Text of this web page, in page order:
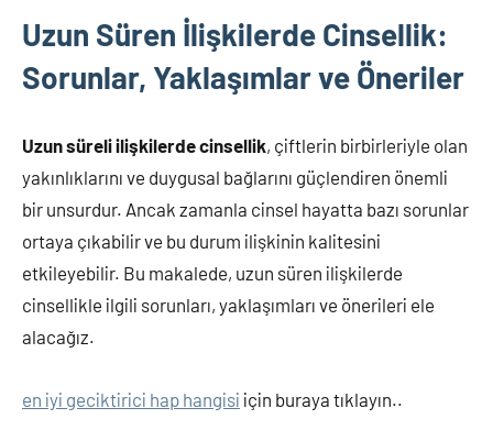
Uzun Süren İlişkilerde Cinsellik:
Sorunlar, Yaklaşımlar ve Öneriler
Uzun süreli ilişkilerde cinsellik, çiftlerin birbirleriyle olan
yakınlıklarını ve duygusal bağlarını güçlendiren önemli
bir unsurdur. Ancak zamanla cinsel hayatta bazı sorunlar
ortaya çıkabilir ve bu durum ilişkinin kalitesini
etkileyebilir. Bu makalede, uzun süren ilişkilerde
cinsellikle ilgili sorunları, yaklaşımları ve önerileri ele
alacağız.
en iyi geciktirici hap hangisi için buraya tıklayın..